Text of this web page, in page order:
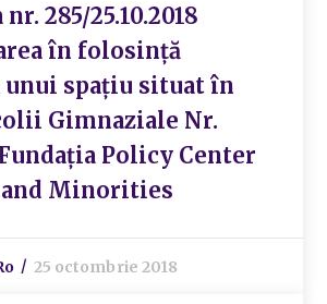
285/25.10.2018
în folosință
unui spațiu situat în
Gimnaziale Nr.
Policy Center
and Minorities
25 octombrie 2018